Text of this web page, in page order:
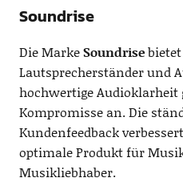
Soundrise
Die MarkeSoundrisebietet
Lautsprecherständer und
hochwertige Audioklarheit
Kompromisse an. Die
Kundenfeedback
optimale Produkt für
Musikliebhaber.